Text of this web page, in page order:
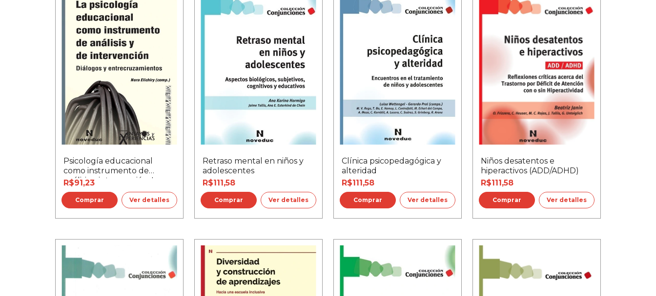
Psicología educacional
como instrumento de
análisis e intervención, La
R$91,23
Ver detalles
Retraso mental en niños y
adolescentes
R$111,58
Ver detalles
Clínica psicopedagógica y
alteridad
R$111,58
Ver detalles
Niños desatentos e
hiperactivos (ADD/ADHD)
R$111,58
Ver detalles